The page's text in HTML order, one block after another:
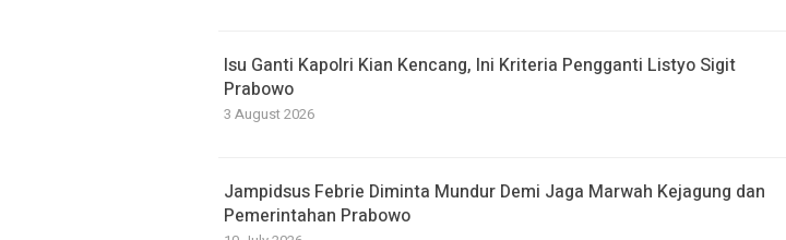
Isu Ganti Kapolri Kian Kencang, Ini Kriteria Pengganti Listyo Sigit
Prabowo
3 August 2026
Jampidsus Febrie Diminta Mundur Demi Jaga Marwah Kejagung dan
Pemerintahan Prabowo